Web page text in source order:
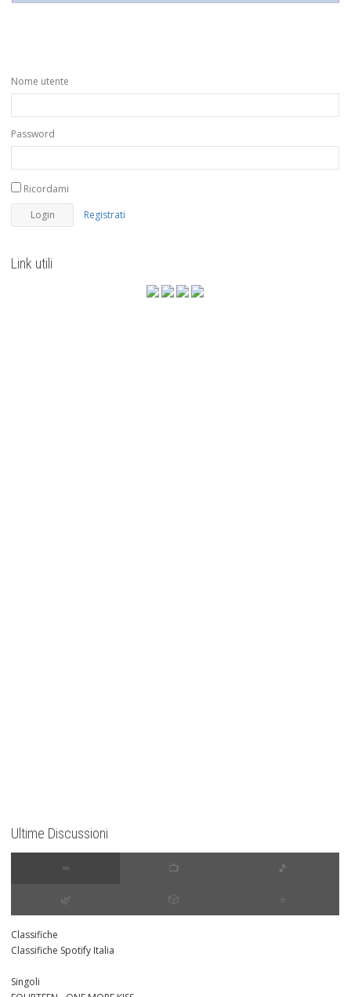
Nome utente
Password
Ricordami
Registrati
Link utili
Ultime Discussioni
∞ 📺 🎵
🌿 🎲 ⭐️
Classifiche
Classifiche Spotify Italia
Singoli